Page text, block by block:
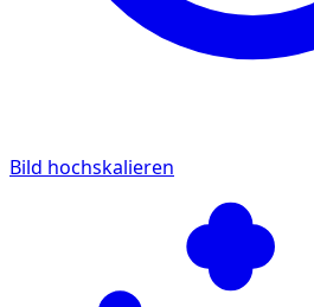
Bild hochskalieren